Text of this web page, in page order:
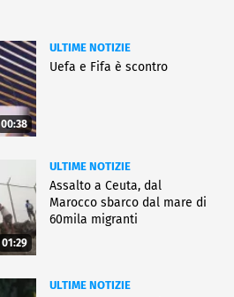
00:38
ULTIME NOTIZIE
Uefa e Fifa è scontro
01:29
ULTIME NOTIZIE
Assalto a Ceuta, dal
Marocco sbarco dal mare di
60mila migranti
ULTIME NOTIZIE